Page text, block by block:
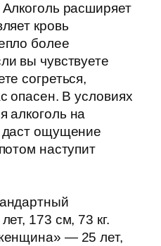
расширяет
кровь
более
вы чувствуете
согреться,
опасен. В условиях
алкоголь на
даст ощущение
наступит
173 см, 73 кг.
— 25 лет,